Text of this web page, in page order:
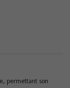
permettant son